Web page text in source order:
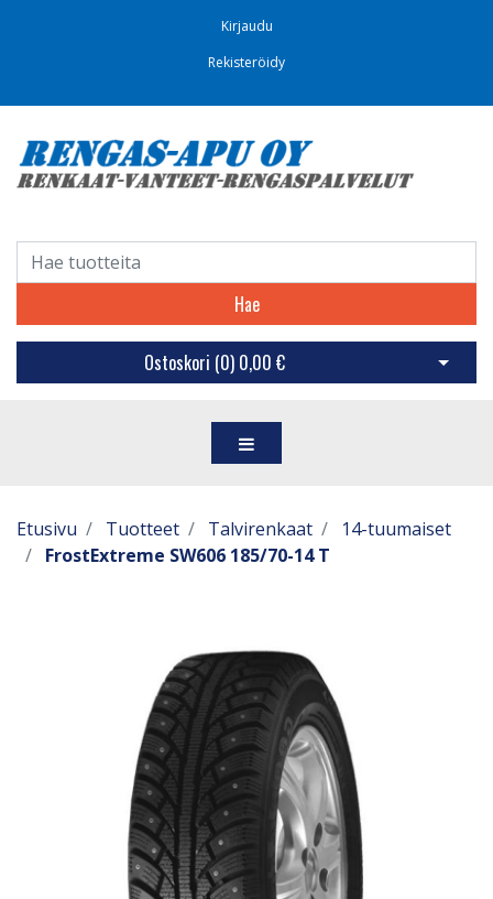
Kirjaudu
Rekisteröidy
Hae
Ostoskori (0) 0,00 € Avaa
Etusivu Tuotteet Talvirenkaat
14-tuumaiset
FrostExtreme SW606 185/70-14 T